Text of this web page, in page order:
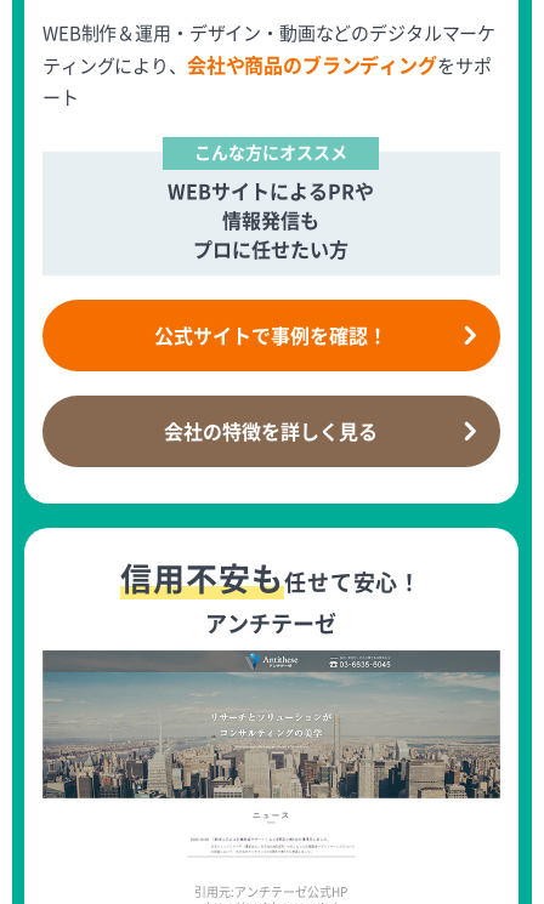
WEB制作＆運用・デザイン・動画などのデジタルマーケ
ティングにより、 会社や商品のブランディングをサポ
ート
こんな方にオススメ
WEBサイトによるPRや
情報発信も
プロに任せたい方
公式サイトで事例を確認！
会社の特徴を詳しく見る
信用不安も任せて安心！
アンチテーゼ
引用元:アンチテーゼ公式HP